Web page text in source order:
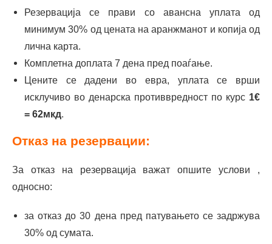
Резервација се прави со авансна уплата од
минимум 30% од цената на аранжманот и копија од
лична карта.
Комплетна доплата 7 дена пред поаѓање.
Цените се дадени во евра, уплата се врши
исклучиво во денарска противвредност по курс 1€
= 62мкд.
Отказ на резервации:
За отказ на резервација важат опшите услови ,
односно:
за отказ до 30 дена пред патувањето се задржува
30% од сумата.